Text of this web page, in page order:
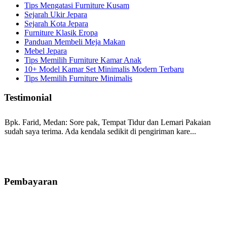
Tips Mengatasi Furniture Kusam
Sejarah Ukir Jepara
Sejarah Kota Jepara
Furniture Klasik Eropa
Panduan Membeli Meja Makan
Mebel Jepara
Tips Memilih Furniture Kamar Anak
10+ Model Kamar Set Minimalis Modern Terbaru
Tips Memilih Furniture Minimalis
Testimonial
Bpk. Farid, Medan: Sore pak, Tempat Tidur dan Lemari Pakaian
sudah saya terima. Ada kendala sedikit di pengiriman kare...
bale2 dan kursi teras saya sudah saya terima dan p...
Pembayaran